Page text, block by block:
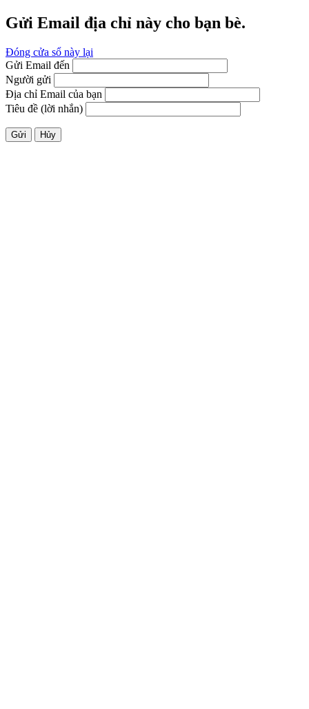
Gửi Email địa chỉ này cho bạn bè.
Đóng cửa sổ này lại
Gửi Email đến
Người gửi
Địa chỉ Email của bạn
Tiêu đề (lời nhắn)
Gửi Hủy